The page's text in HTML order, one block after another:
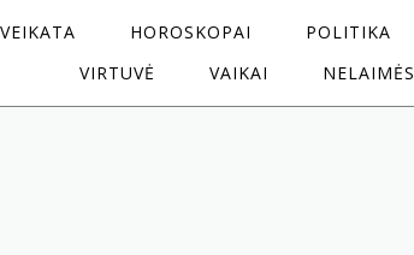
HOROSKOPAI POLITIKA
VIRTUVĖ
VAIKAI NELAIMĖS